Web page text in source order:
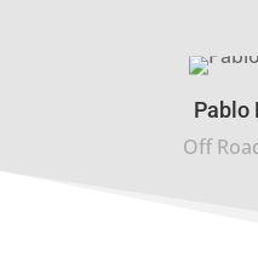
Pablo
Off